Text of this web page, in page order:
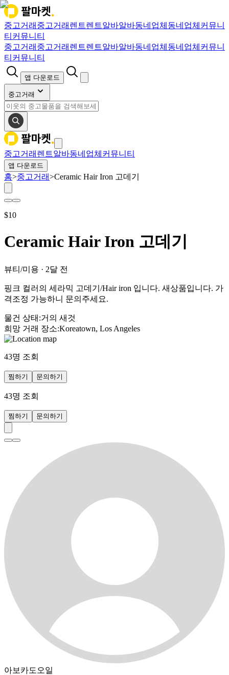
중고거래 중고거래 렌트렌트알바알바동네업체 동네업체 커뮤니
티 커뮤니티
중고거래 중고거래 렌트렌트알바알바동네업체 동네업체 커뮤니
티 커뮤니티
앱 다운로드
중고거래
중고거래 렌트알바동네업체 커뮤니티
앱 다운로드
홈>중고거래>Ceramic Hair Iron 고데기
$10
Ceramic Hair Iron 고데기
뷰티/미용 · 2달 전
핑크 컬러의 세라믹 고데기/Hair iron 입니다. 새상품입니다. 가
격조정 가능하니 문의주세요.
물건 상태 :거의 새것
희망 거래 장소:Koreatown, Los Angeles
43명 조회
찜하기 문의하기
43명 조회
찜하기 문의하기
아보카도오일